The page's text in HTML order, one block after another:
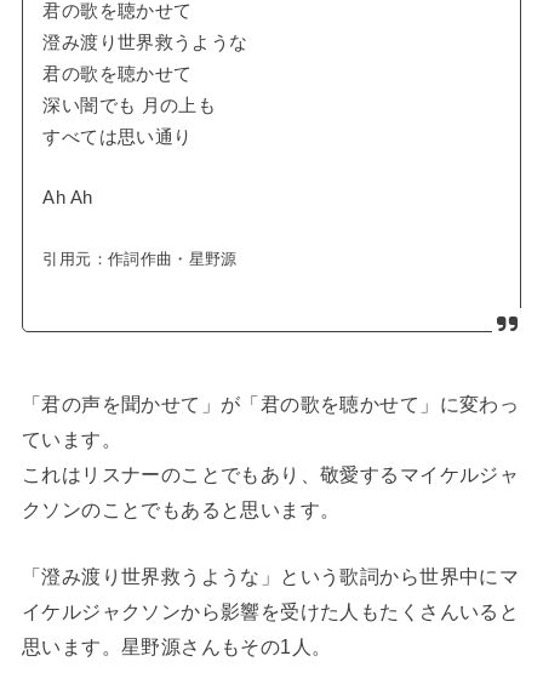
君の歌を聴かせて
澄み渡り世界救うような
君の歌を聴かせて
深い闇でも 月の上も
すべては思い通り
Ah Ah
引用元： 作詞作曲・星野源
「君の声を聞かせて」が「君の歌を聴かせて」に変わっ
ています。
これはリスナーのことでもあり、敬愛するマイケルジャ
クソンのことでもあると思います。
「澄み渡り世界救うような」という歌詞から世界中にマ
イケルジャクソンから影響を受けた人もたくさんいると
思います。星野源さんもその1人。